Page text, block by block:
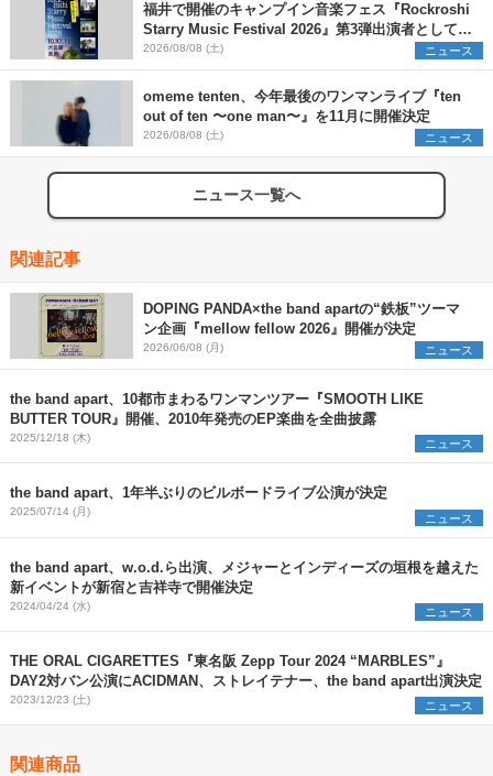
福井で開催のキャンプイン音楽フェス『Rockroshi
Starry Music Festival 2026』第3弾出演者として
SCOOBIE DO、かりゆし58、Reiを発表
2026/08/08 (土) ニュース
omeme tenten、今年最後のワンマンライブ『ten
out of ten 〜one man〜』を11月に開催決定
2026/08/08 (土) ニュース
ニュース一覧へ
関連記事
DOPING PANDA×the band apartの“鉄板”ツーマ
ン企画『mellow fellow 2026』開催が決定
2026/06/08 (月) ニュース
the band apart、10都市まわるワンマンツアー『SMOOTH LIKE
BUTTER TOUR』開催、2010年発売のEP楽曲を全曲披露
2025/12/18 (木) ニュース
the band apart、1年半ぶりのビルボードライブ公演が決定
2025/07/14 (月) ニュース
the band apart、w.o.d.ら出演、メジャーとインディーズの垣根を越えた
新イベントが新宿と吉祥寺で開催決定
2024/04/24 (水) ニュース
THE ORAL CIGARETTES『東名阪 Zepp Tour 2024 “MARBLES”』
DAY2対バン公演にACIDMAN、ストレイテナー、the band apart出演決定
2023/12/23 (土) ニュース
関連商品